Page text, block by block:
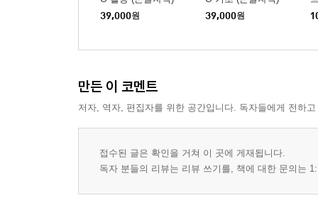
39,000원 39,000원
만든 이 코멘트
저자, 역자, 편집자를 위한 공간입니다. 독자들에게 전하
접수된 글은 확인을 거쳐 이 곳에 게재됩니다.
독자 분들의 리뷰는 리뷰 쓰기를, 책에 대한 문의는